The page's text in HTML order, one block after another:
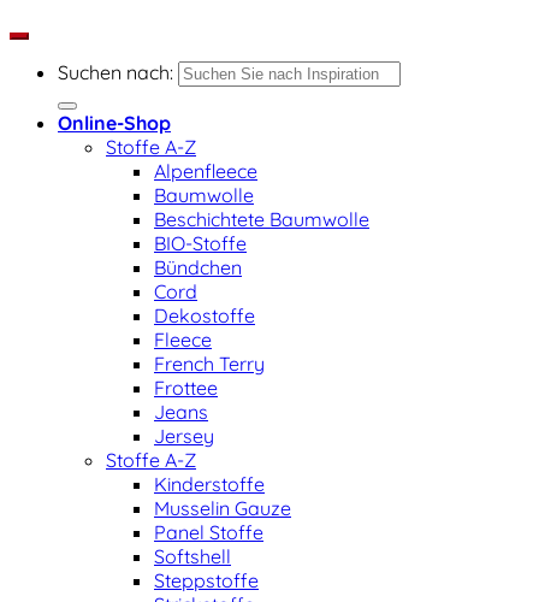
Suchen nach:
Online-Shop
Stoffe A-Z
Alpenfleece
Baumwolle
Beschichtete Baumwolle
BIO-Stoffe
Bündchen
Cord
Dekostoffe
Fleece
French Terry
Frottee
Jeans
Jersey
Stoffe A-Z
Kinderstoffe
Musselin Gauze
Panel Stoffe
Softshell
Steppstoffe